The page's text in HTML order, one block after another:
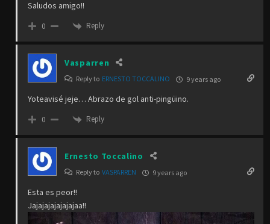
Saludos amigo!!
0 Reply
Vasparren
Reply to ERNESTO TOCCALINO 9 years ago
Yoteavisé jeje… Abrazo de gol anti-pingüino.
0 Reply
Ernesto Toccalino
Reply to VASPARREN 9 years ago
Esta es peor!!
Jajajajajajajajaa!!